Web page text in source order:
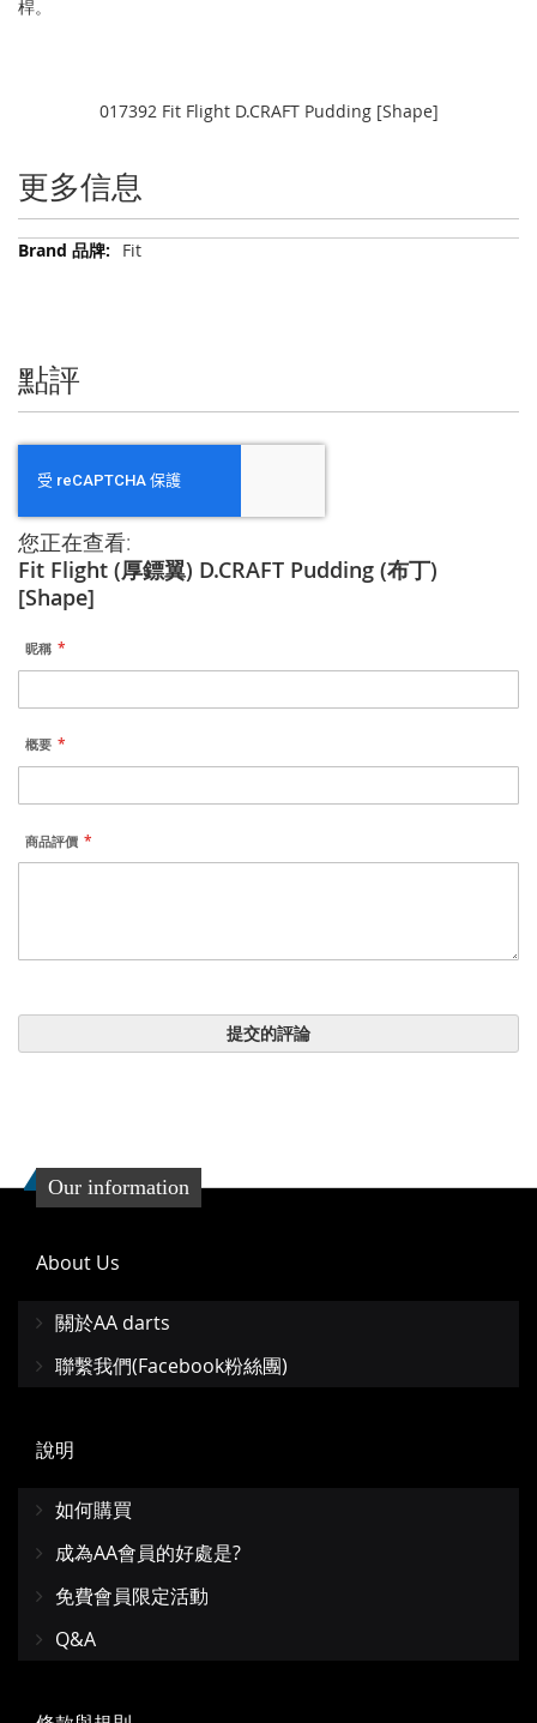
桿。
017392 Fit Flight D.CRAFT Pudding [Shape]
更多信息
更
Fit
點評
您正在查看:
Fit Flight (厚鏢翼) D.CRAFT Pudding (布丁)
[Shape]
昵稱
概要
商品評價
提交的評論
Our information
About Us
關於AA darts
聯繫我們(Facebook粉絲團)
說明
如何購買
成為AA會員的好處是?
免費會員限定活動
Q&A